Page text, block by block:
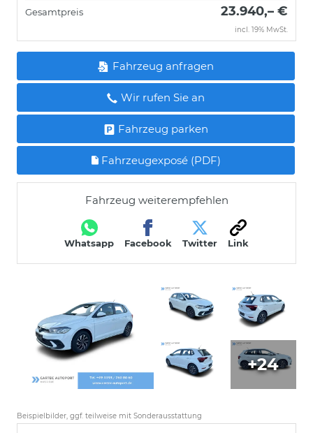
Gesamtpreis 23.940,– €
incl. 19% MwSt.
Fahrzeug anfragen
Wir rufen Sie an
Fahrzeug parken
Fahrzeugexposé (PDF)
Fahrzeug weiterempfehlen
Whatsapp Facebook Twitter Link
+24
Beispielbilder, ggf. teilweise mit Sonderausstattung